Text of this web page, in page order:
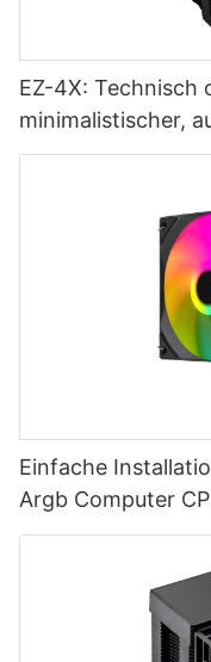
EZ-4X: Technisch
minimalistischer,
Einfache
Argb Computer